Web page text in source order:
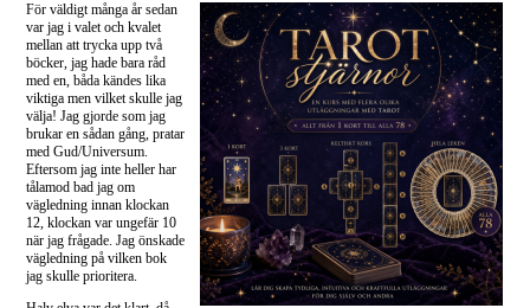
För väldigt många år sedan
var jag i valet och kvalet
mellan att trycka upp två
böcker, jag hade bara råd
med en, båda kändes lika
viktiga men vilket skulle jag
välja! Jag gjorde som jag
brukar en sådan gång, pratar
med Gud/Universum.
Eftersom jag inte heller har
tålamod bad jag om
vägledning innan klockan
12, klockan var ungefär 10
när jag frågade. Jag önskade
vägledning på vilken bok
jag skulle prioritera.